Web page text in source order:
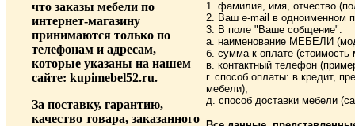
что заказы мебели по
интернет-магазину
принимаются только по
телефонам и адресам,
которые указаны на нашем
сайте: kupimebel52.ru.
За поставку, гарантию,
качество товара, заказанного
1. фамилия, имя, отчество
2. Ваш e-mail в одноименном
3. В поле "Ваше собщение":
а. наименование МЕБЕЛИ
б. сумма к оплате (стоимость
в. контактный телефон
г. способ оплаты: в кредит,
мебели);
д. способ доставки мебели